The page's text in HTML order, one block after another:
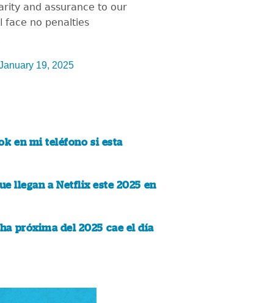
and assurance to our
face no penalties
19, 2025
en mi teléfono si esta
llegan a Netflix este 2025 en
próxima del 2025 cae el día